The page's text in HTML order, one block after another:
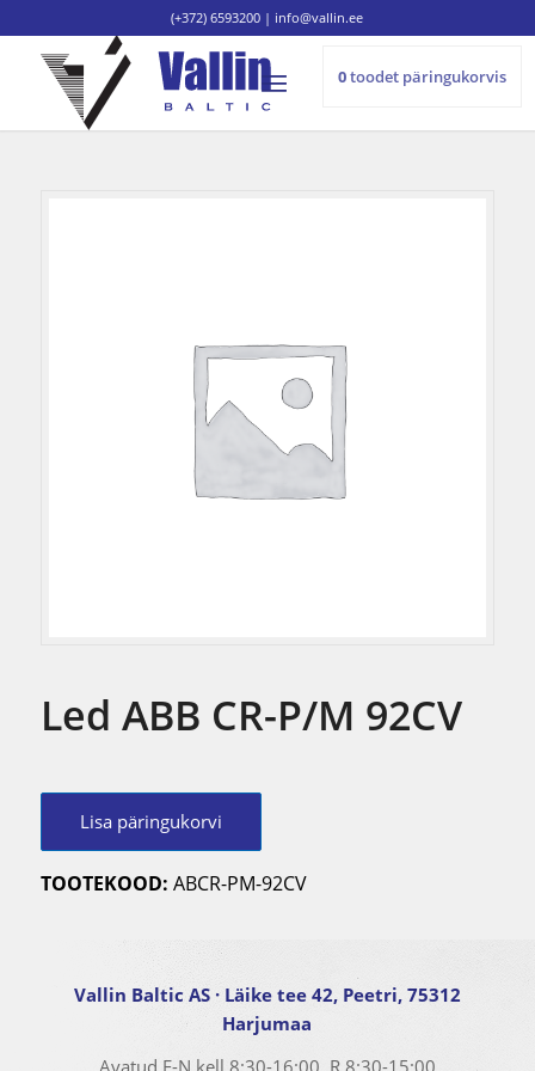
(+372) 6593200 | info@vallin.ee
0toodet päringukorvis
Led ABB CR-P/M 92CV
Lisa päringukorvi
TOOTEKOOD: ABCR-PM-92CV
Vallin Baltic AS · Läike tee 42, Peetri, 75312
Harjumaa